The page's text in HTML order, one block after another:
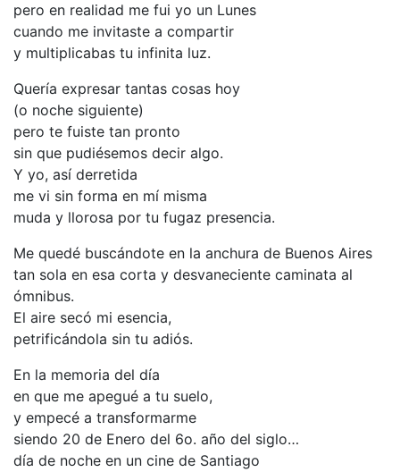
pero en realidad me fui yo un Lunes
cuando me invitaste a compartir
y multiplicabas tu infinita luz.
Quería expresar tantas cosas hoy
(o noche siguiente)
pero te fuiste tan pronto
sin que pudiésemos decir algo.
Y yo, así derretida
me vi sin forma en mí misma
muda y llorosa por tu fugaz presencia.
Me quedé buscándote en la anchura de Buenos Aires
tan sola en esa corta y desvaneciente caminata al
ómnibus.
El aire secó mi esencia,
petrificándola sin tu adiós.
En la memoria del día
en que me apegué a tu suelo,
y empecé a transformarme
siendo 20 de Enero del 6o. año del siglo…
día de noche en un cine de Santiago